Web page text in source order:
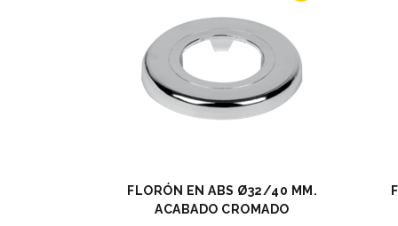
FLORÓN EN ABS Ø32/40 MM.
ACABADO CROMADO